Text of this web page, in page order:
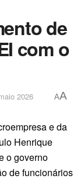
de
com o
2026 AA
e da
Henrique
o governo
de funcionários